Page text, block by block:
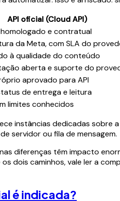
API oficial (Cloud API)
homologado e contratual
da Meta, com SLA do
à qualidade do conteúdo
aberta e suporte do
aprovado para API
de entrega e leitura
limites conhecidos
instâncias dedicadas sobre
servidor ou fila de mensagem.
diferenças têm impacto
dois caminhos, vale ler a
é indicada?